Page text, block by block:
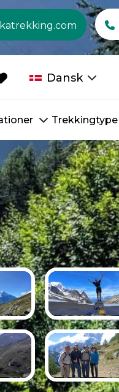
Dansk
Trekkingtype